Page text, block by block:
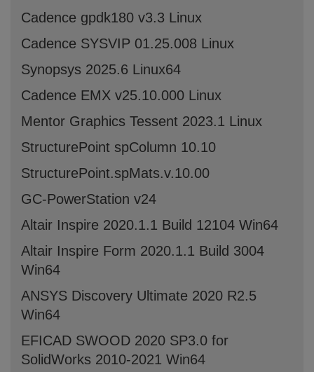
Cadence gpdk180 v3.3 Linux
Cadence SYSVIP 01.25.008 Linux
Synopsys 2025.6 Linux64
Cadence EMX v25.10.000 Linux
Mentor Graphics Tessent 2023.1 Linux
StructurePoint spColumn 10.10
StructurePoint.spMats.v.10.00
GC-PowerStation v24
Altair Inspire 2020.1.1 Build 12104 Win64
Altair Inspire Form 2020.1.1 Build 3004
Win64
ANSYS Discovery Ultimate 2020 R2.5
Win64
EFICAD SWOOD 2020 SP3.0 for
SolidWorks 2010-2021 Win64